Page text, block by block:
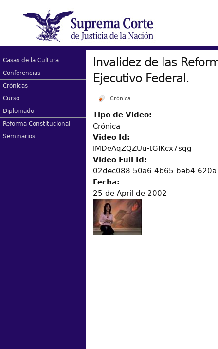
Casas de la Cultura
Conferencias
Crónicas
Curso
Diplomado
Reforma Constitucional
Seminarios
Invalidez de las
Ejecutivo Federal.
Crónica
Tipo de Video:
Crónica
Video Id:
iMDeAqZQZUu-tGIKcx7sqg
Video Full Id:
02dec088-50a6-4b65-beb4-
Fecha:
25 de April de 2002